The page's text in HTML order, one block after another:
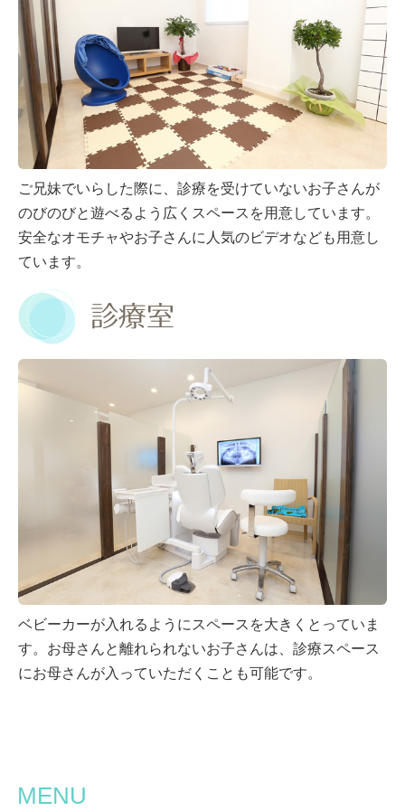
ご兄妹でいらした際に、診療を受けていないお子さんが
のびのびと遊べるよう広くスペースを用意しています。
安全なオモチャやお子さんに人気のビデオなども用意し
ています。
診療室
ベビーカーが入れるようにスペースを大きくとっていま
す。お母さんと離れられないお子さんは、診療スペース
にお母さんが入っていただくことも可能です。
MENU